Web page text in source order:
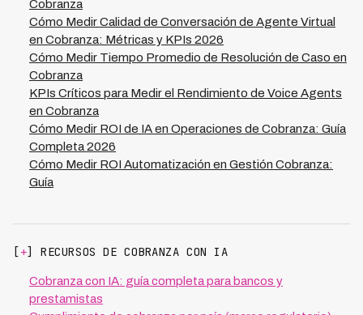
procesos para reducir costos operativos, y sistemas de
feedback continuo para ajustar estrategias.
Plataformas como Kleva combinan estos elementos
para generar ciclos de mejora constante: reducen
costos operativos en un 70%, aumentan la tasa de
recuperacion al 73% y permiten a los equipos enfocarse
en casos complejos que requieren intervencion humana,
creando un modelo híbrido que ha probado ser superior
en los 7 países de LATAM donde opera.
Cobranza
Cómo Medir Calidad de Conversación de Agente Virtual
en Cobranza: Métricas y KPIs 2026
Cómo Medir Tiempo Promedio de Resolución de Caso en
Cobranza
KPIs Críticos para Medir el Rendimiento de Voice Agents
en Cobranza
Cómo Medir ROI de IA en Operaciones de Cobranza: Guía
Completa 2026
Cómo Medir ROI Automatización en Gestión Cobranza:
Guía
[+] RECURSOS DE COBRANZA CON IA
Cobranza con IA: guía completa para bancos y
prestamistas